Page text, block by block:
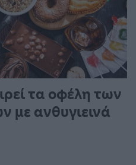
τα οφέλη των
με ανθυγιεινά